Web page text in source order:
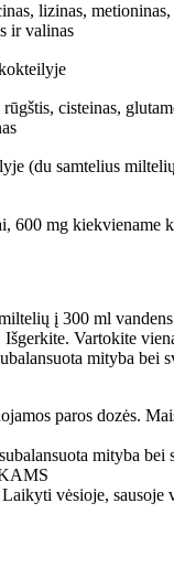
lizinas, metioninas,
ir valinas
cisteinas,
(du samtelius
600 mg kiekviename
į 300 ml
Vartokite
mityba bei
paros dozės.
mityba bei
vėsioje, sausoje